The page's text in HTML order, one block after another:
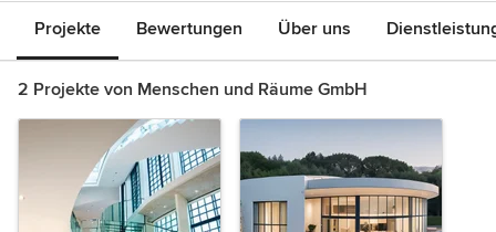
Projekte Bewertungen Über uns
2 Projekte von Menschen und Räume GmbH